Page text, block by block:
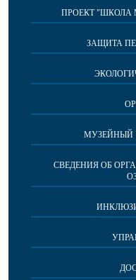
ПРОЕКТ "ШКОЛА
ЗАЩИТА
МУЗЕЙНЫЙ
СВЕДЕНИЯ ОБ